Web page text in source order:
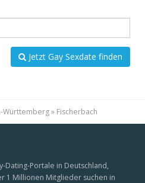
Jetzt Gay Sexdate finden
Württemberg» Fischerbach
Dating-Portale in Deutschland,
1 Millionen Mitglieder suchen in